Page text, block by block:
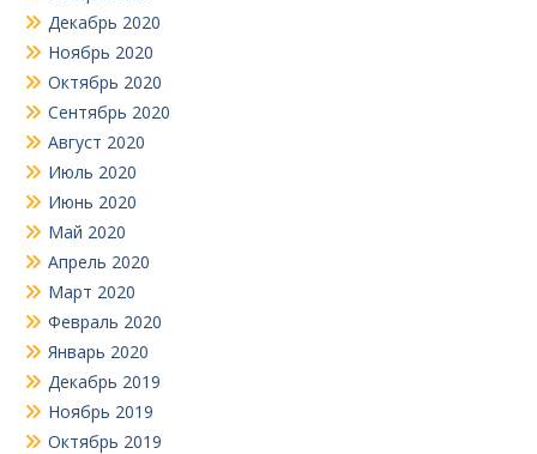
Декабрь 2020
Ноябрь 2020
Октябрь 2020
Сентябрь 2020
Август 2020
Июль 2020
Июнь 2020
Май 2020
Апрель 2020
Март 2020
Февраль 2020
Январь 2020
Декабрь 2019
Ноябрь 2019
Октябрь 2019